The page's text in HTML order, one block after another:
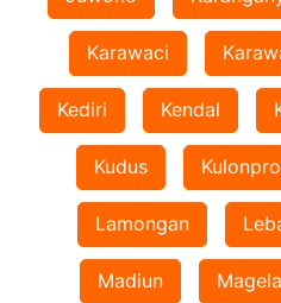
Karawaci
Kediri Kendal
Kudus
Lamongan
Madiun